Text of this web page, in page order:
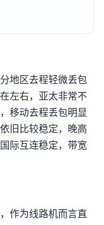
地区 去程轻微丢包
左右，亚太非常不
移动去程丢包明显
旧比较稳定，晚高
。国际互连稳定，带宽
作为线路机而言直